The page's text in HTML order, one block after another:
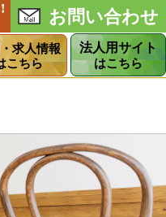
お問い合わせ
求人情報
こちら
法人用サイト
はこちら
ョップ